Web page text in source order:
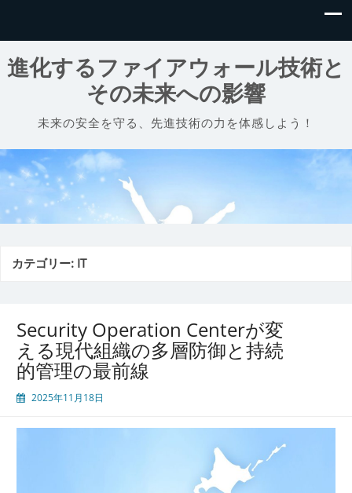
進化するファイアウォール技術と
その未来への影響
未来の安全を守る、先進技術の力を体感しよう！
カテゴリー: IT
Security Operation Centerが変
える現代組織の多層防御と持続
的管理の最前線
2025年11月18日